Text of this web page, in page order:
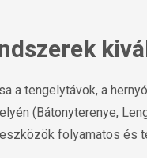
a tengelytávok, a
(Bátonyterenye,
folyamatos és